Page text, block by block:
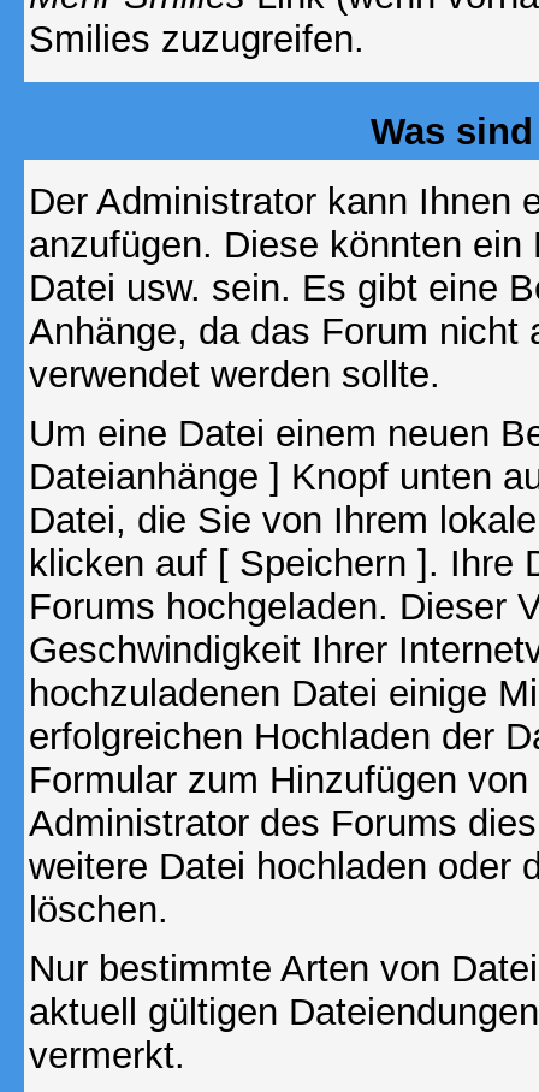
Smilies zuzugreifen.
Was
Der Administrator kann Ihnen
anzufügen. Diese könnten
Datei usw. sein. Es gibt eine
Anhänge, da das Forum nicht
verwendet werden sollte.
Um eine Datei einem neuen
Dateianhänge ] Knopf unten
Datei, die Sie von Ihrem
klicken auf [ Speichern ]. Ihre
Forums hochgeladen. Dieser
Geschwindigkeit Ihrer
hochzuladenen Datei einige
erfolgreichen Hochladen der
Formular zum Hinzufügen
Administrator des Forums
weitere Datei hochladen oder
löschen.
Nur bestimmte Arten von
aktuell gültigen
vermerkt.